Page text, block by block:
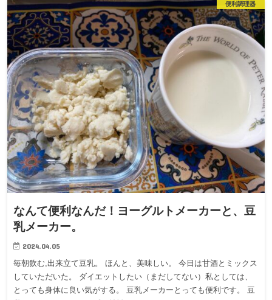
便利調理器
なんて便利なんだ！ヨーグルトメーカーと、豆
乳メーカー。
2024.04.05
毎朝飲む,出来立て豆乳。 ほんと、美味しい。 今日は甘酒とミックス
していただいた。 ダイエットしたい（まだしてない）私としては、
とっても身体に良い気がする。 豆乳メーカーとっても便利です。 豆